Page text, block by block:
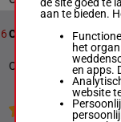
6Classified Stakes
Officiële uitslag : 3 - 8 -
Jouw favoriete
aan te bieden.
het
en apps.
website